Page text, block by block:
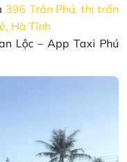
396 Trần Phú, thị trấn
Hà Tĩnh
Lộc – App Taxi Phú